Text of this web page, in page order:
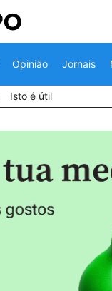
Opinião Jornais
Isto é útil